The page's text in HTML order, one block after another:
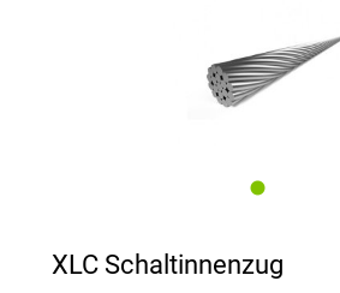
XLC Schaltinnenzug